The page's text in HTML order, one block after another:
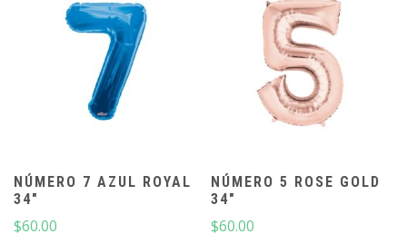
NÚMERO 7 AZUL ROYAL
34″
$60.00
NÚMERO 5 ROSE GOLD
34″
$60.00